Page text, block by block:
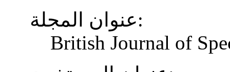
عنوان المجلة:
British Journal of